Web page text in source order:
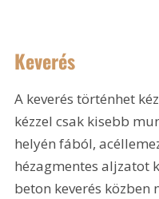
Keverés
A keverés történhet
kézzel csak kisebb
helyén fából,
hézagmentes aljzatot
beton keverés közben